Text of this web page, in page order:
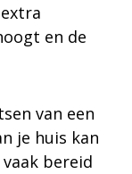
en de
van een
je huis kan
bereid